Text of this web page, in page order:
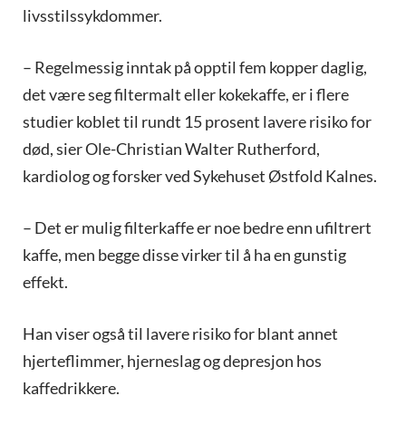
livsstilssykdommer.
– Regelmessig inntak på opptil fem kopper daglig,
det være seg filtermalt eller kokekaffe, er i flere
studier koblet til rundt 15 prosent lavere risiko for
død, sier Ole-Christian Walter Rutherford,
kardiolog og forsker ved Sykehuset Østfold Kalnes.
– Det er mulig filterkaffe er noe bedre enn ufiltrert
kaffe, men begge disse virker til å ha en gunstig
effekt.
Han viser også til lavere risiko for blant annet
hjerteflimmer, hjerneslag og depresjon hos
kaffedrikkere.